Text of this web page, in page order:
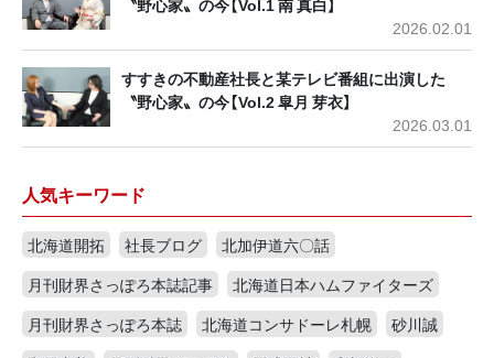
2026.02.01
すすきの不動産社長と某テレビ番組に出演した
〝野心家〟の今【Vol.2 皐月 芽衣】
2026.03.01
人気キーワード
北海道開拓 社長ブログ
北加伊道六〇話
月刊財界さっぽろ本誌記事
北海道日本ハムファイターズ
月刊財界さっぽろ本誌
北海道コンサドーレ札幌
砂川誠